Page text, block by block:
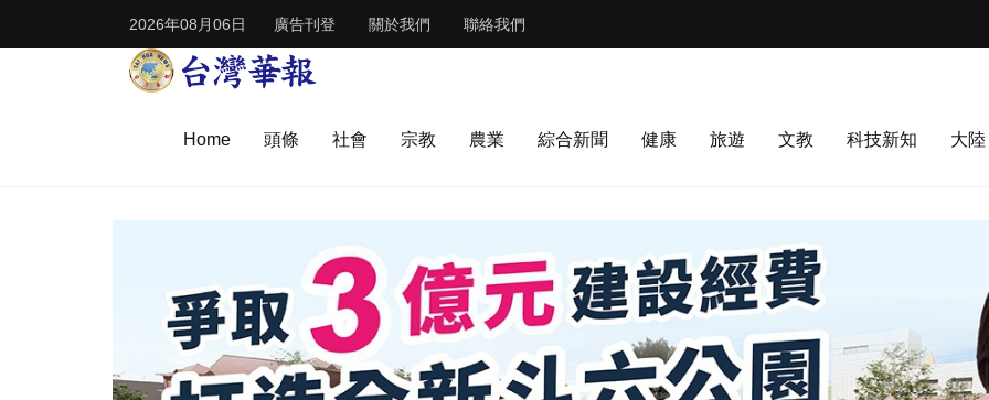
2026年08月06日 廣告刊登 關於我們 聯絡我們
Home 頭條 社會 宗教 農業 綜合新聞 健康 旅遊 文教 科技新知 大陸